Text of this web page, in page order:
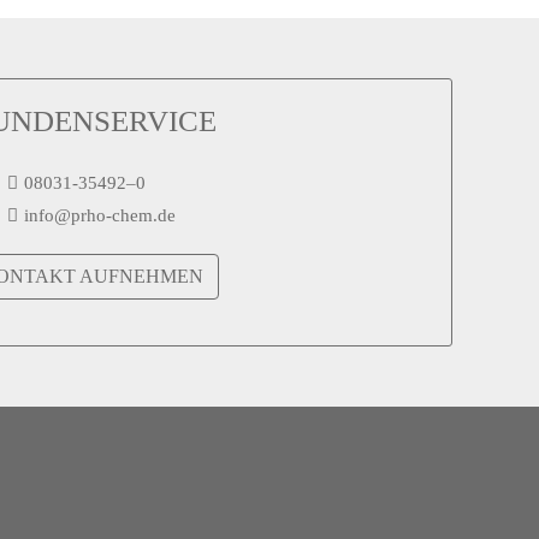
auf
08031-35492–0
info@prho-chem.de
AUFNEHMEN